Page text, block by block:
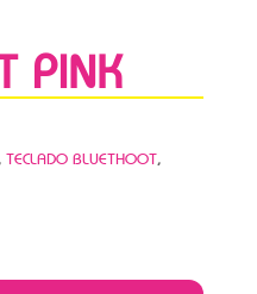
PINK
TECLADO BLUETHOOT,